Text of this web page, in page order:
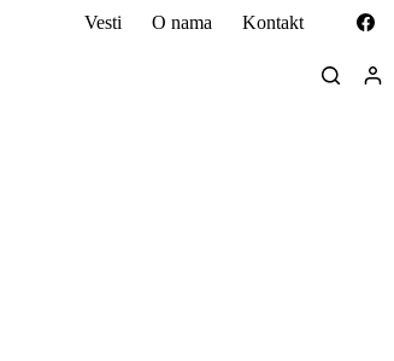
Vesti O nama Kontakt